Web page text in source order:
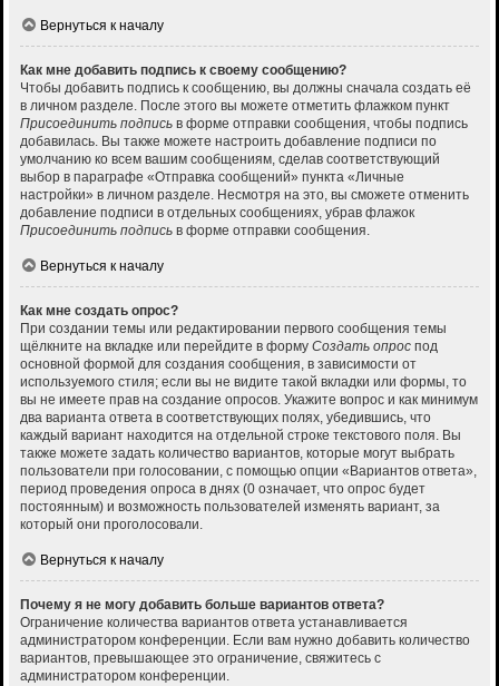
Вернуться к началу
Как мне добавить подпись к своему сообщению?
Чтобы добавить подпись к сообщению, вы должны сначала создать её
в личном разделе. После этого вы можете отметить флажком пункт
Присоединить подпись в форме отправки сообщения, чтобы подпись
добавилась. Вы также можете настроить добавление подписи по
умолчанию ко всем вашим сообщениям, сделав соответствующий
выбор в параграфе «Отправка сообщений» пункта «Личные
настройки» в личном разделе. Несмотря на это, вы сможете отменить
добавление подписи в отдельных сообщениях, убрав флажок
Присоединить подпись в форме отправки сообщения.
Вернуться к началу
Как мне создать опрос?
При создании темы или редактировании первого сообщения темы
щёлкните на вкладке или перейдите в форму Создать опрос под
основной формой для создания сообщения, в зависимости от
используемого стиля; если вы не видите такой вкладки или формы, то
вы не имеете прав на создание опросов. Укажите вопрос и как минимум
два варианта ответа в соответствующих полях, убедившись, что
каждый вариант находится на отдельной строке текстового поля. Вы
также можете задать количество вариантов, которые могут выбрать
пользователи при голосовании, с помощью опции «Вариантов ответа»,
период проведения опроса в днях (0 означает, что опрос будет
постоянным) и возможность пользователей изменять вариант, за
который они проголосовали.
Вернуться к началу
Почему я не могу добавить больше вариантов ответа?
Ограничение количества вариантов ответа устанавливается
администратором конференции. Если вам нужно добавить количество
вариантов, превышающее это ограничение, свяжитесь с
администратором конференции.